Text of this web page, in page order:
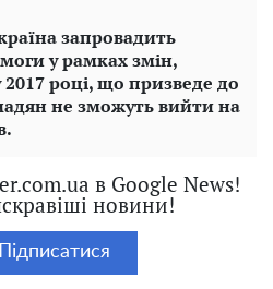
запровадить
у рамках змін,
році, що призведе до
не зможуть вийти на
в Google News!
новини!
Підписатися